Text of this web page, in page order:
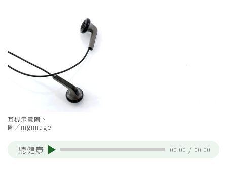
耳機示意圖。
圖／ingimage
聽健康 00:00 / 00:00